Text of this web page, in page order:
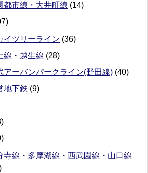
都市線・大井町線 (14)
イツリーライン (36)
線・越生線 (28)
アーバンパークライン(野田線) (40)
地下鉄 (9)
寺線・多摩湖線・西武園線・山口線